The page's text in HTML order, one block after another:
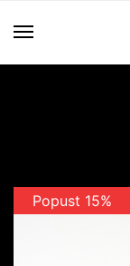
Popust 15%